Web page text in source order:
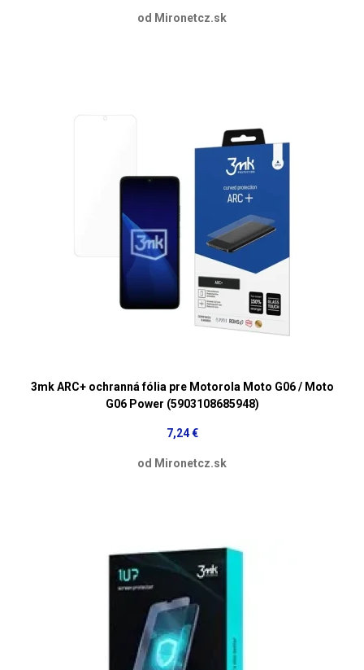
od Mironetcz.sk
3mk ARC+ ochranná fólia pre Motorola Moto G06 / Moto
G06 Power (5903108685948)
7,24 €
od Mironetcz.sk